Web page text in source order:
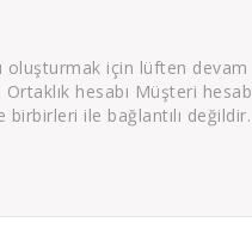
oluşturmak için lüften devam
Ortaklık hesabı Müşteri
birbirleri ile bağlantılı değildir.